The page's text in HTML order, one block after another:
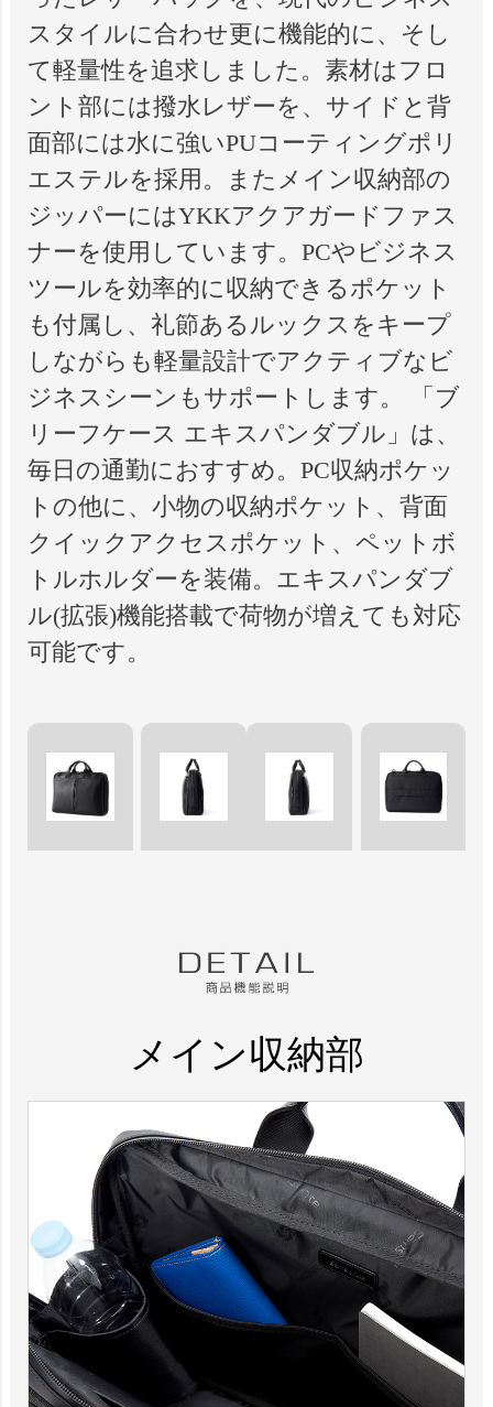
スタイルに合わせ更に機能的に、そし
て軽量性を追求しました。素材はフロ
ント部には撥水レザーを、サイドと背
面部には水に強いPUコーティングポリ
エステルを採用。またメイン収納部の
ジッパーにはYKKアクアガードファス
ナーを使用しています。PCやビジネス
ツールを効率的に収納できるポケット
も付属し、礼節あるルックスをキープ
しながらも軽量設計でアクティブなビ
ジネスシーンもサポートします。 「ブ
リーフケース エキスパンダブル」は、
毎日の通勤におすすめ。PC収納ポケッ
トの他に、小物の収納ポケット、背面
クイックアクセスポケット、ペットボ
トルホルダーを装備。エキスパンダブ
ル(拡張)機能搭載で荷物が増えても対応
可能です。
メイン収納部